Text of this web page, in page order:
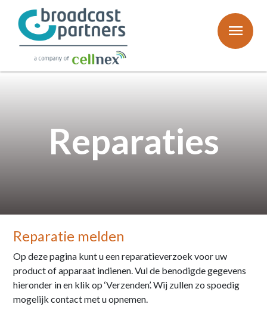
menu
Reparaties
Reparatie melden
Op deze pagina kunt u een reparatieverzoek voor uw
product of apparaat indienen. Vul de benodigde gegevens
hieronder in en klik op ‘Verzenden’. Wij zullen zo spoedig
mogelijk contact met u opnemen.